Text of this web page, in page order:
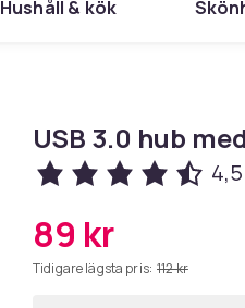
Hushåll & kök
USB 3.0 hub
4,5
89 kr
Tidigare lägsta pris: 112 kr